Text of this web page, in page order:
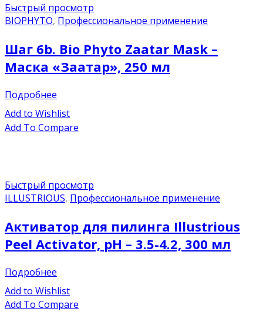
Быстрый просмотр
BIOPHYTO, Профессиональное применение
Шаг 6b. Bio Phyto Zaatar Mask –
Маска «Заатар», 250 мл
Подробнее
Add to Wishlist
Add To Compare
Быстрый просмотр
ILLUSTRIOUS, Профессиональное применение
Активатор для пилинга Illustrious
Peel Activator, pH – 3.5-4.2, 300 мл
Подробнее
Add to Wishlist
Add To Compare